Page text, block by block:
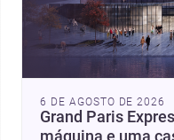
6 DE AGOSTO DE 2026
Grand Paris
máquina e uma